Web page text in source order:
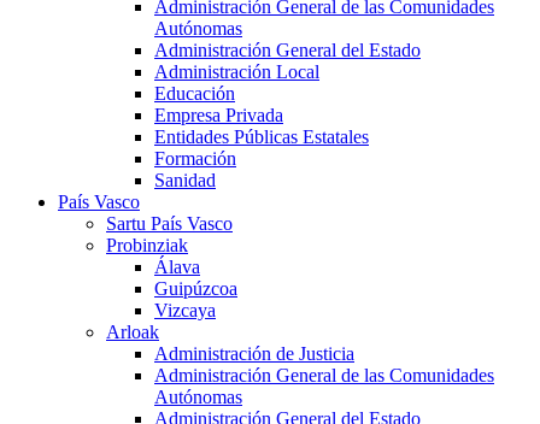
Administración General de las Comunidades
Autónomas
Administración General del Estado
Administración Local
Educación
Empresa Privada
Entidades Públicas Estatales
Formación
Sanidad
País Vasco
Sartu País Vasco
Probinziak
Álava
Guipúzcoa
Vizcaya
Arloak
Administración de Justicia
Administración General de las Comunidades
Autónomas
Administración General del Estado